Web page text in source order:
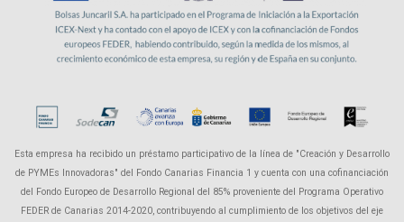
Esta empresa ha recibido un préstamo participativo de la línea de "Creación y Desarrollo
de PYMEs Innovadoras" del Fondo Canarias Financia 1 y cuenta con una cofinanciación
del Fondo Europeo de Desarrollo Regional del 85% proveniente del Programa Operativo
FEDER de Canarias 2014-2020, contribuyendo al cumplimiento de los objetivos del eje